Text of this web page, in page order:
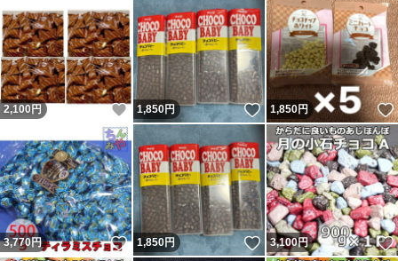
2,100 円 いいね！
1,850円 いいね！
1,850円
3,770円 いいね！
1,850円 いいね！
3,100円